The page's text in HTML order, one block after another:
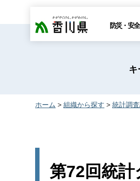
香川県 防災・安全
キ
ホーム > 組織から探す > 統計調
第72回統